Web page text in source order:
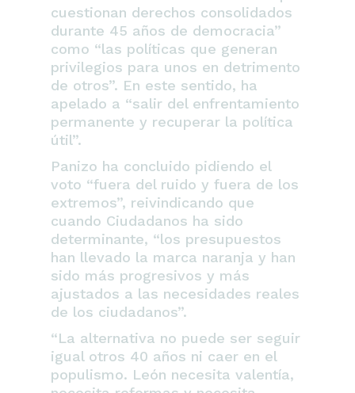
cuestionan derechos consolidados
durante 45 años de democracia”
como “las políticas que generan
privilegios para unos en detrimento
de otros”. En este sentido, ha
apelado a “salir del enfrentamiento
permanente y recuperar la política
útil”.
Panizo ha concluido pidiendo el
voto “fuera del ruido y fuera de los
extremos”, reivindicando que
cuando Ciudadanos ha sido
determinante, “los presupuestos
han llevado la marca naranja y han
sido más progresivos y más
ajustados a las necesidades reales
de los ciudadanos”.
“La alternativa no puede ser seguir
igual otros 40 años ni caer en el
populismo. León necesita valentía,